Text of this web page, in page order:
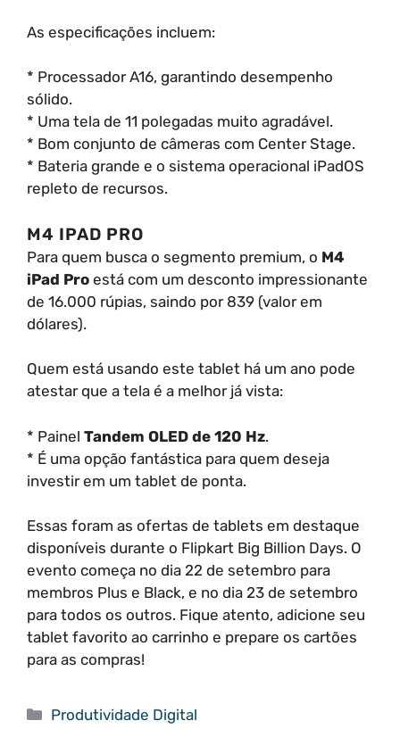
As especificações incluem:
* Processador A16, garantindo desempenho
sólido.
* Uma tela de 11 polegadas muito agradável.
* Bom conjunto de câmeras com Center Stage.
* Bateria grande e o sistema operacional iPadOS
repleto de recursos.
M4 IPAD PRO
Para quem busca o segmento premium, o M4
iPad Pro está com um desconto impressionante
de 16.000 rúpias, saindo por 839 (valor em
dólares).
Quem está usando este tablet há um ano pode
atestar que a tela é a melhor já vista:
* Painel Tandem OLED de 120 Hz.
* É uma opção fantástica para quem deseja
investir em um tablet de ponta.
Essas foram as ofertas de tablets em destaque
disponíveis durante o Flipkart Big Billion Days. O
evento começa no dia 22 de setembro para
membros Plus e Black, e no dia 23 de setembro
para todos os outros. Fique atento, adicione seu
tablet favorito ao carrinho e prepare os cartões
para as compras!
Categorias
Produtividade Digital